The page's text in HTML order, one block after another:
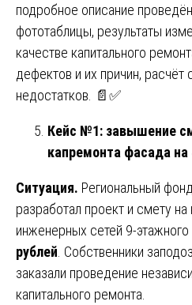
подробное описание
фототаблицы, результаты
качестве капитального
дефектов и их причин, расчёт
недостатков. 📄✅
Кейс №1: завышение
капремонта фасада на
Ситуация. Региональный
разработал проект и смету
инженерных сетей 9-
рублей . Собственники
заказали проведение
капитального ремонта.